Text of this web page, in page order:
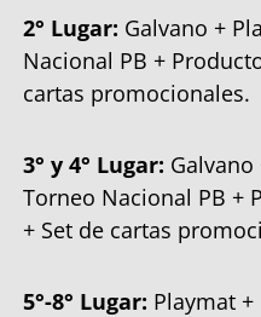
2° Lugar: Galvano +
Nacional PB +
cartas promocionales.
3° y 4° Lugar: Galvano
Torneo Nacional PB +
+ Set de cartas
5°-8° Lugar: Playmat